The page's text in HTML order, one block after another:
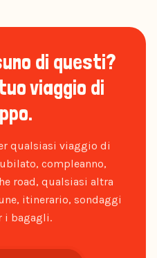
di questi?
viaggio di
qualsiasi viaggio di
compleanno,
road, qualsiasi altra
itinerario, sondaggi
i bagagli.